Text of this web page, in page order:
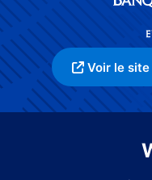
Voir le site